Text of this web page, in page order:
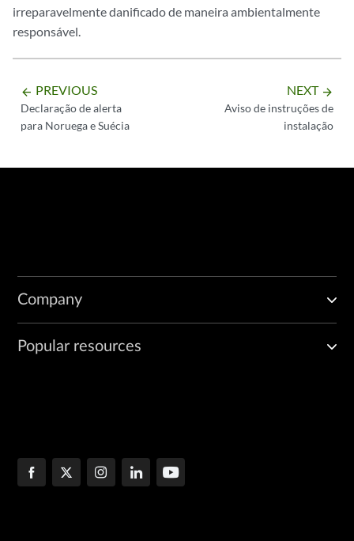
irreparavelmente danificado de maneira ambientalmente
responsável.
arrow_backward PREVIOUS
Declaração de alerta
para Noruega e Suécia
NEXT arrow_forward
Aviso de instruções de
instalação
Company
Popular resources